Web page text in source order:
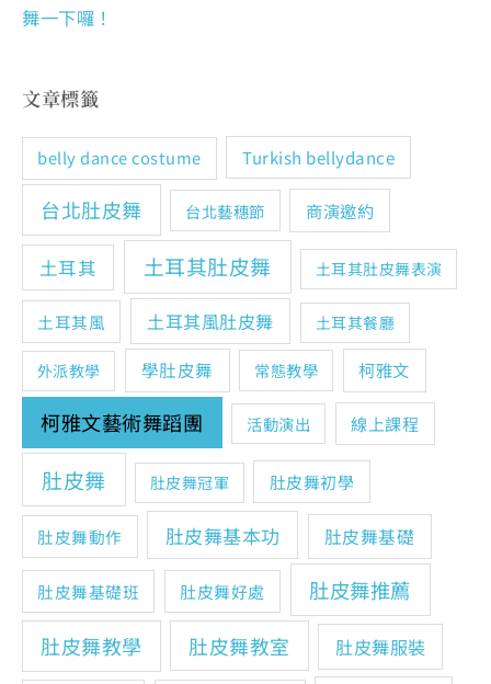
舞一下囉！
文章標籤
belly dance costume Turkish bellydance
台北肚皮舞 台北藝穗節 商演邀約
土耳其 土耳其肚皮舞 土耳其肚皮舞表演
土耳其風 土耳其風肚皮舞 土耳其餐廳
外派教學 學肚皮舞 常態教學 柯雅文
柯雅文藝術舞蹈團 活動演出 線上課程
肚皮舞 肚皮舞冠軍 肚皮舞初學
肚皮舞動作 肚皮舞基本功 肚皮舞基礎
肚皮舞基礎班 肚皮舞好處
肚皮舞推薦
肚皮舞教學
肚皮舞教室 肚皮舞服裝